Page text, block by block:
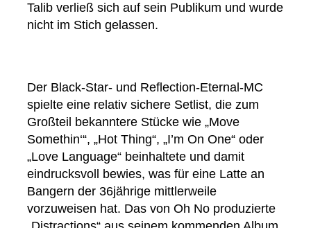
Talib verließ sich auf sein Publikum und wurde
nicht im Stich gelassen.
Der Black-Star- und Reflection-Eternal-MC
spielte eine relativ sichere Setlist, die zum
Großteil bekanntere Stücke wie „Move
Somethin‘“, „Hot Thing“, „I’m On One“ oder
„Love Language“ beinhaltete und damit
eindrucksvoll bewies, was für eine Latte an
Bangern der 36jährige mittlerweile
vorzuweisen hat. Das von Oh No produzierte